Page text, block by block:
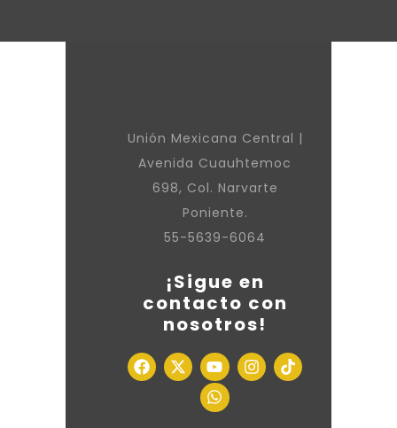
Unión Mexicana Central |
Avenida Cuauhtemoc
698, Col. Narvarte
Poniente.
55-5639-6064
¡Sigue en
contacto con
nosotros!